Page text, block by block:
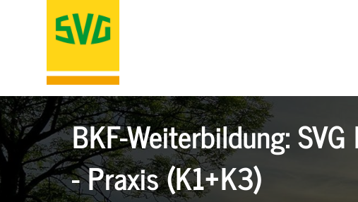
BKF-Weiterbildung:
- Praxis (K1+K3)